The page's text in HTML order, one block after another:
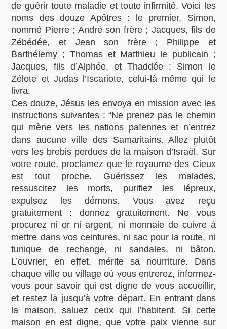
de guérir toute maladie et toute infirmité. Voici les
noms des douze Apôtres : le premier, Simon,
nommé Pierre ; André son frère ; Jacques, fils de
Zébédée, et Jean son frère ; Philippe et
Barthélemy ; Thomas et Matthieu le publicain ;
Jacques, fils d’Alphée, et Thaddée ; Simon le
Zélote et Judas l’Iscariote, celui-là même qui le
livra.
Ces douze, Jésus les envoya en mission avec les
instructions suivantes : “Ne prenez pas le chemin
qui mène vers les nations païennes et n’entrez
dans aucune ville des Samaritains. Allez plutôt
vers les brebis perdues de la maison d’Israël. Sur
votre route, proclamez que le royaume des Cieux
est tout proche. Guérissez les malades,
ressuscitez les morts, purifiez les lépreux,
expulsez les démons. Vous avez reçu
gratuitement : donnez gratuitement. Ne vous
procurez ni or ni argent, ni monnaie de cuivre à
mettre dans vos ceintures, ni sac pour la route, ni
tunique de rechange, ni sandales, ni bâton.
L’ouvrier, en effet, mérite sa nourriture. Dans
chaque ville ou village où vous entrerez, informez-
vous pour savoir qui est digne de vous accueillir,
et restez là jusqu’à votre départ. En entrant dans
la maison, saluez ceux qui l’habitent. Si cette
maison en est digne, que votre paix vienne sur